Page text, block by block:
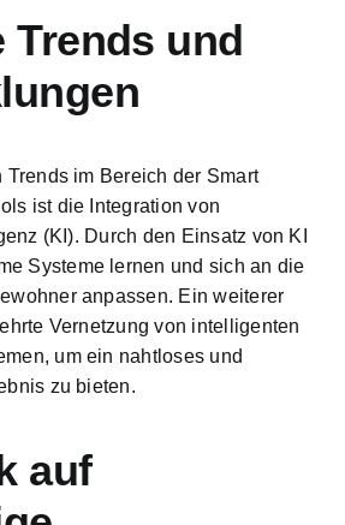
Trends und
Trends im Bereich der Smart
ist die Integration von
(KI). Durch den Einsatz von KI
Systeme lernen und sich an die
anpassen. Ein weiterer
Vernetzung von intelligenten
um ein nahtloses und
zu bieten.
auf